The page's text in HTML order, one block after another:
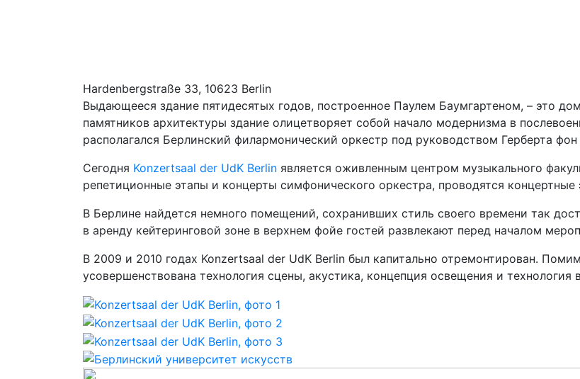
Hardenbergstraße 33, 10623 Berlin
Выдающееся здание пятидесятых годов, построенное Паулем Баумгартеном, – это
памятников архитектуры здание олицетворяет собой начало модернизма в
располагался Берлинский филармонический оркестр под руководством Герберта фон
Сегодня Konzertsaal der UdK Berlin является оживленным центром музыкального
репетиционные этапы и концерты симфонического оркестра, проводятся
В Берлине найдется немного помещений, сохранивших стиль своего времени так
в аренду кейтеринговой зоне в верхнем фойе гостей развлекают перед началом
В 2009 и 2010 годах Konzertsaal der UdK Berlin был капитально отремонтирован.
усовершенствована технология сцены, акустика, концепция освещения и технология